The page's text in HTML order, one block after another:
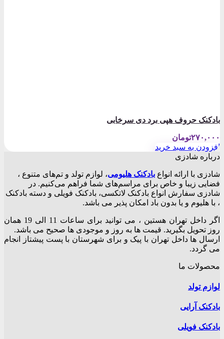
بادکنک حروف هپی برد دی سرخابی
۲۷۰,۰۰۰تومان
افزودن به سبد خرید
درباره شادزی
شادزی با ارائه انواع بادکنک‌ هلیومی، لوازم تولد و تم‌های متنوع ،
فضایی زیبا و خاص برای مراسم‌های شما فراهم می‌کنیم. در
شادزی سفارش انواع بادکنک لاتکسی، بادکنک فویلی و دسته بادکنک
، با هلیوم و یا بدون باد امکان پذیر می باشد.
اگر داخل تهران هستین ، می توانید برای ساعات 11 الی 19 همان
روز تحویل بگیرید. قیمت ها به روز و موجودی ها صحیح می باشد.
ارسال ها داخل تهران با پیک و برای شهرستان با پست پیشتاز انجام
می گردد.
محصولات ما
لوازم تولد
بادکنک آرایی
بادکنک فویلی